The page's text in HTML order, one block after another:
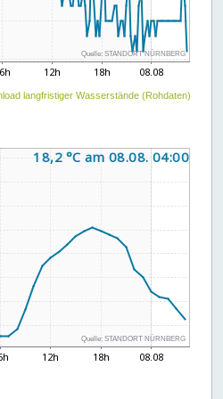
langfristiger Wasserstände (Rohdaten)